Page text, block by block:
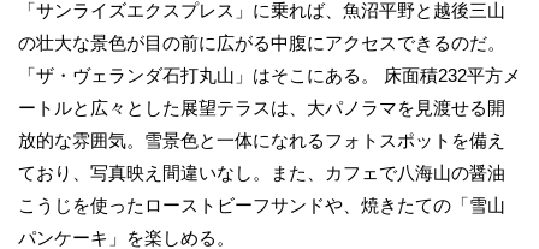
「サンライズエクスプレス」に乗れば、魚沼平野と越後三山
の壮大な景色が目の前に広がる中腹にアクセスできるのだ。
「ザ・ヴェランダ石打丸山」はそこにある。 床面積232平方メ
ートルと広々とした展望テラスは、大パノラマを見渡せる開
放的な雰囲気。雪景色と一体になれるフォトスポットを備え
ており、写真映え間違いなし。また、カフェで八海山の醤油
こうじを使ったローストビーフサンドや、焼きたての「雪山
パンケーキ」を楽しめる。